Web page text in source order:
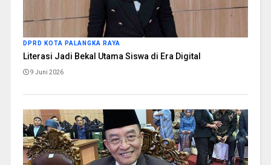
DPRD KOTA PALANGKA RAYA
Literasi Jadi Bekal Utama Siswa di Era Digital
9 Juni 2026